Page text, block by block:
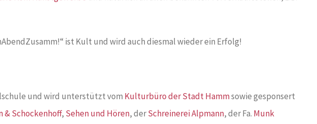
ist Kult und wird auch diesmal wieder ein Erfolg!
und wird unterstützt vom Kulturbüro der Stadt Hammsowie gesponsert
& Schockenhoff, Sehen und Hören, derSchreinerei Alpmann, der Fa. Munk